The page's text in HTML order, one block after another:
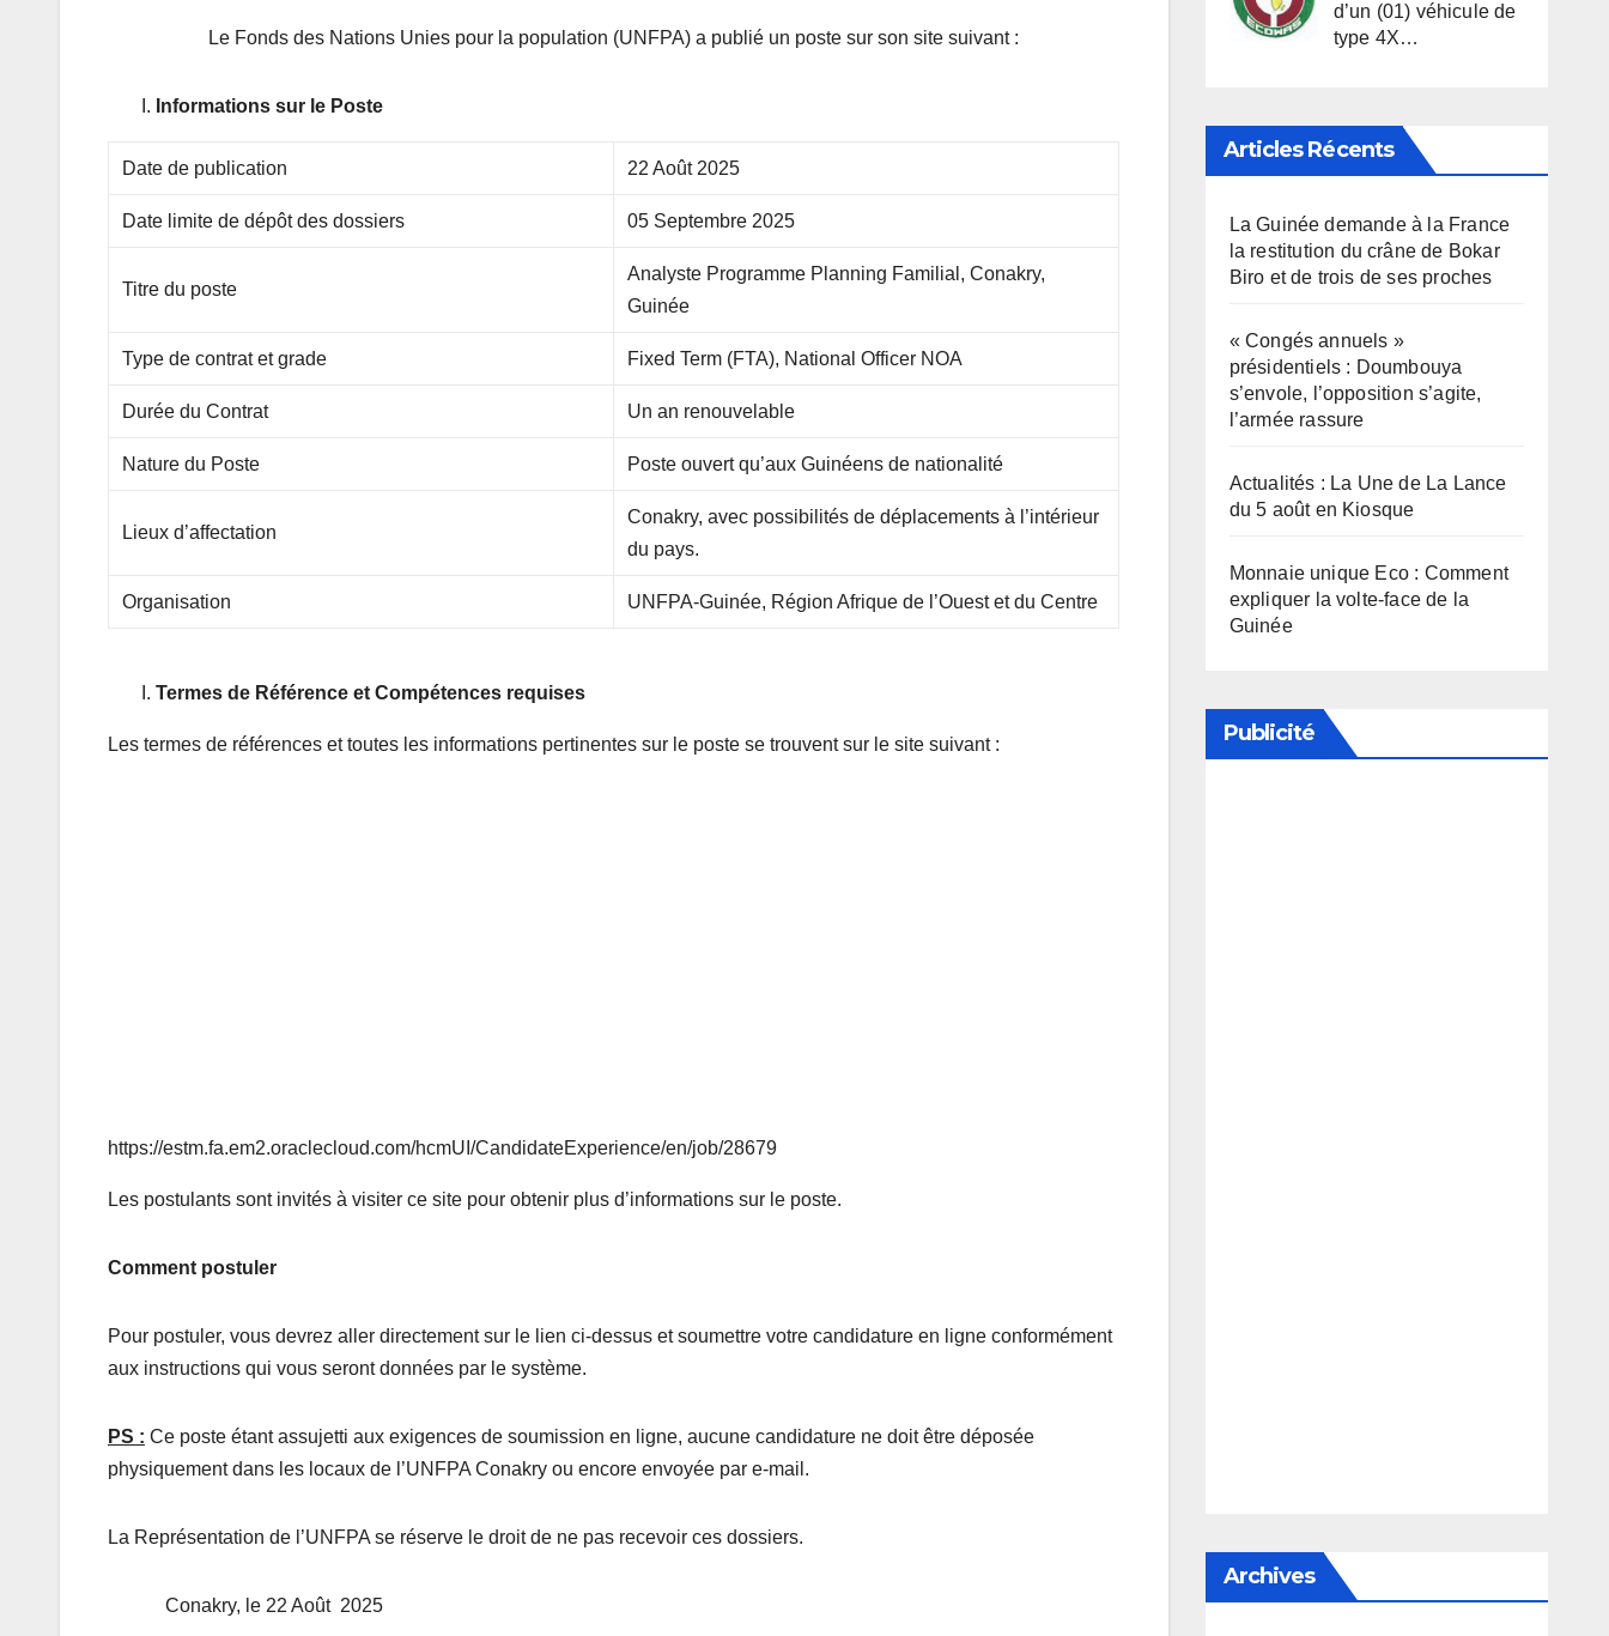
Le Fonds des Nations Unies pour la population (UNFPA) a publié un poste sur son site suivant :
Informations sur le Poste
Date de publication 22 Août 2025
Date limite de dépôt des dossiers 05 Septembre 2025
Titre du poste
Analyste Programme Planning Familial, Conakry,
Guinée
Type de contrat et grade Fixed Term (FTA), National Officer NOA
Durée du Contrat Un an renouvelable
Nature du Poste Poste ouvert qu’aux Guinéens de nationalité
Lieux d’affectation
Conakry, avec possibilités de déplacements à l’intérieur
du pays.
Organisation UNFPA-Guinée, Région Afrique de l’Ouest et du Centre
Termes de Référence et Compétences requises
Les termes de références et toutes les informations pertinentes sur le poste se trouvent sur le site suivant :
https://estm.fa.em2.oraclecloud.com/hcmUI/CandidateExperience/en/job/28679
Les postulants sont invités à visiter ce site pour obtenir plus d’informations sur le poste.
Comment postuler
Pour postuler, vous devrez aller directement sur le lien ci-dessus et soumettre votre candidature en ligne conformément
aux instructions qui vous seront données par le système.
PS : Ce poste étant assujetti aux exigences de soumission en ligne, aucune candidature ne doit être déposée
physiquement dans les locaux de l’UNFPA Conakry ou encore envoyée par e-mail.
La Représentation de l’UNFPA se réserve le droit de ne pas recevoir ces dossiers.
Conakry, le 22 Août 2025
d’un (01) véhicule de
type 4X…
Articles Récents
La Guinée demande à la France
la restitution du crâne de Bokar
Biro et de trois de ses proches
« Congés annuels »
présidentiels : Doumbouya
s’envole, l’opposition s’agite,
l’armée rassure
Actualités : La Une de La Lance
du 5 août en Kiosque
Monnaie unique Eco : Comment
expliquer la volte-face de la
Guinée
Publicité
Archives